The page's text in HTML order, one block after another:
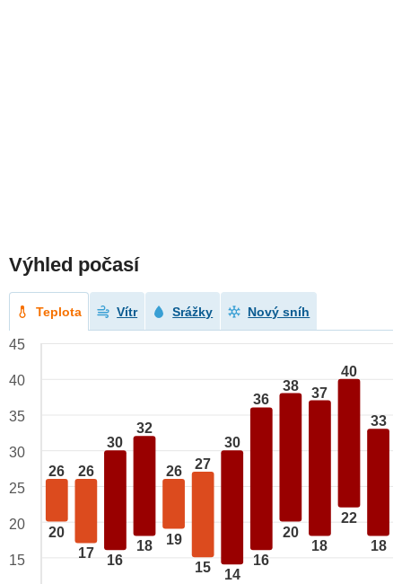
Výhled počasí
Teplota Vítr Srážky Nový sníh
26
20
26
17
30
16
32
18
26
19
27
15
30
14
36
16
38
20
37
18
40
22
33
18
45
40
35
30
25
20
15